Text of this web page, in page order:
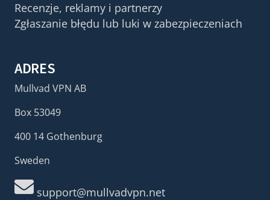
Recenzje, reklamy i partnerzy
Zgłaszanie błędu lub luki w zabezpieczeniach
ADRES
Mullvad VPN AB
Box 53049
400 14 Gothenburg
Sweden
support@mullvadvpn.net